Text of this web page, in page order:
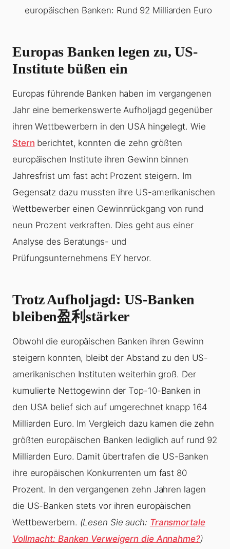
europäischen Banken: Rund 92 Milliarden Euro
Europas Banken legen zu, US-
Institute büßen ein
Europas führende Banken haben im vergangenen
Jahr eine bemerkenswerte Aufholjagd gegenüber
ihren Wettbewerbern in den USA hingelegt. Wie
Stern berichtet, konnten die zehn größten
europäischen Institute ihren Gewinn binnen
Jahresfrist um fast acht Prozent steigern. Im
Gegensatz dazu mussten ihre US-amerikanischen
Wettbewerber einen Gewinnrückgang von rund
neun Prozent verkraften. Dies geht aus einer
Analyse des Beratungs- und
Prüfungsunternehmens EY hervor.
Trotz Aufholjagd: US-Banken
bleiben盈利stärker
Obwohl die europäischen Banken ihren Gewinn
steigern konnten, bleibt der Abstand zu den US-
amerikanischen Instituten weiterhin groß. Der
kumulierte Nettogewinn der Top-10-Banken in
den USA belief sich auf umgerechnet knapp 164
Milliarden Euro. Im Vergleich dazu kamen die zehn
größten europäischen Banken lediglich auf rund 92
Milliarden Euro. Damit übertrafen die US-Banken
ihre europäischen Konkurrenten um fast 80
Prozent. In den vergangenen zehn Jahren lagen
die US-Banken stets vor ihren europäischen
Wettbewerbern. (Lesen Sie auch: Transmortale
Vollmacht: Banken Verweigern die Annahme?)